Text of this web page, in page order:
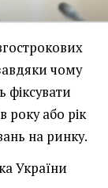
чому
фіксувати
року або рік
на ринку.
України